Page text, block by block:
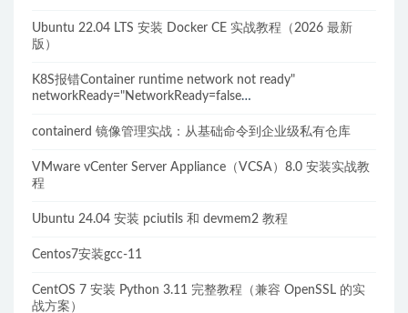
Ubuntu 22.04 LTS 安装 Docker CE 实战教程（2026 最新
版）
K8S报错Container runtime network not ready"
networkReady="NetworkReady=false
containerd 镜像管理实战：从基础命令到企业级私有仓库
VMware vCenter Server Appliance（VCSA）8.0 安装实战教
程
Ubuntu 24.04 安装 pciutils 和 devmem2 教程
Centos7安装gcc-11
CentOS 7 安装 Python 3.11 完整教程（兼容 OpenSSL 的实
战方案）